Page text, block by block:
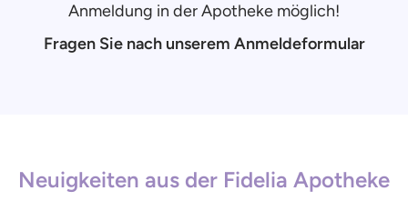
Anmeldung in der Apotheke möglich!
Fragen Sie nach unserem Anmeldeformular
Neuigkeiten aus der Fidelia Apotheke